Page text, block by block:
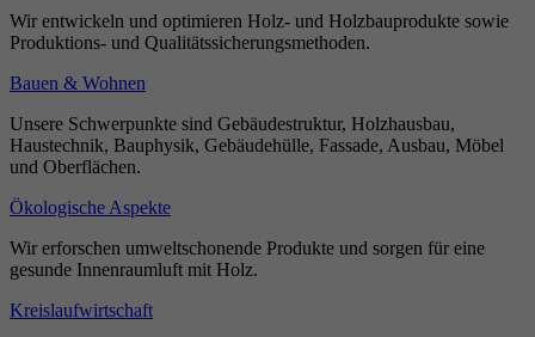
Wir entwickeln und optimieren Holz- und Holzbauprodukte sowie
Produktions- und Qualitätssicherungsmethoden.
Bauen & Wohnen
Unsere Schwerpunkte sind Gebäudestruktur, Holzhausbau,
Haustechnik, Bauphysik, Gebäudehülle, Fassade, Ausbau, Möbel
und Oberflächen.
Ökologische Aspekte
Wir erforschen umweltschonende Produkte und sorgen für eine
gesunde Innenraumluft mit Holz.
Kreislaufwirtschaft